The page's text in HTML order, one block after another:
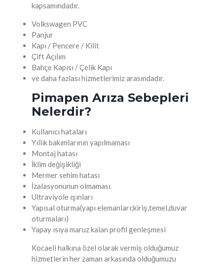
kapsamındadır.
Volkswagen PVC
Panjur
Kapı / Pencere / Kilit
Çift Açılım
Bahçe Kapısı / Çelik Kapı
ve daha fazlası hizmetlerimiz arasındadır.
Pimapen Arıza Sebepleri
Nelerdir?
Kullanıcı hataları
Yıllık bakımlarının yapılmaması
Montaj hatası
İklim değişikliği
Mermer sehim hatası
İzalasyonunun olmaması
Ultraviyole ışınları
Yapısal oturma(yapı elemanları;kiriş,temel,duvar
oturmaları)
Yapay ısıya maruz kalan profil genleşmesi
Kocaeli halkına özel olarak vermiş olduğumuz
hizmetlerin her zaman arkasında olduğumuzu